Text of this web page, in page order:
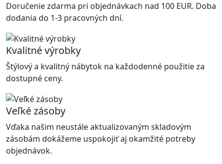
Doručenie zdarma pri objednávkach nad 100 EUR. Doba
dodania do 1-3 pracovných dní.
Kvalitné výrobky
Štýlový a kvalitný nábytok na každodenné použitie za
dostupné ceny.
Veľké zásoby
Vďaka našim neustále aktualizovaným skladovým
zásobám dokážeme uspokojiť aj okamžité potreby
objednávok.